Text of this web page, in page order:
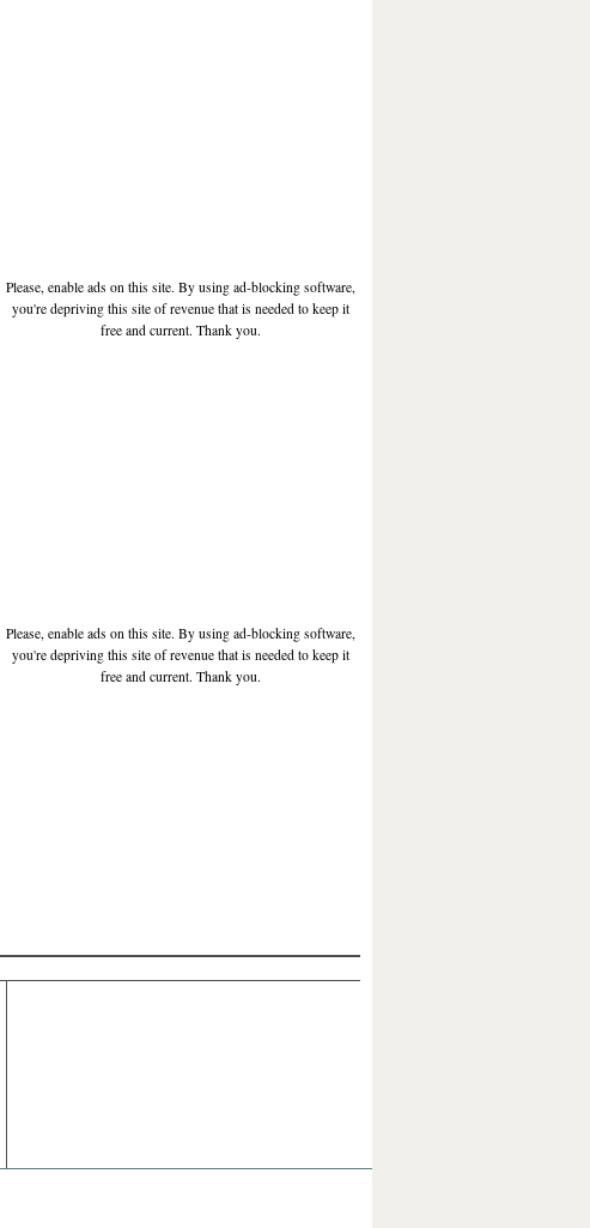
Please, enable ads on this site. By using ad-blocking software,
you're depriving this site of revenue that is needed to keep it
free and current. Thank you.
Please, enable ads on this site. By using ad-blocking software,
you're depriving this site of revenue that is needed to keep it
free and current. Thank you.